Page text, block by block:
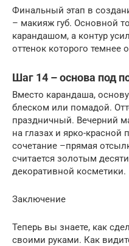
Финальный этап в
– макияж губ. Основной
карандашом, а контур
оттенок которого темнее
Шаг 14 – основа под
Вместо карандаша,
блеском или помадой.
праздничный. Вечерний
на глазах и ярко-красной
сочетание –прямая
считается золотым
декоративной косметики.
Заключение
Теперь вы знаете, как
своими руками. Как